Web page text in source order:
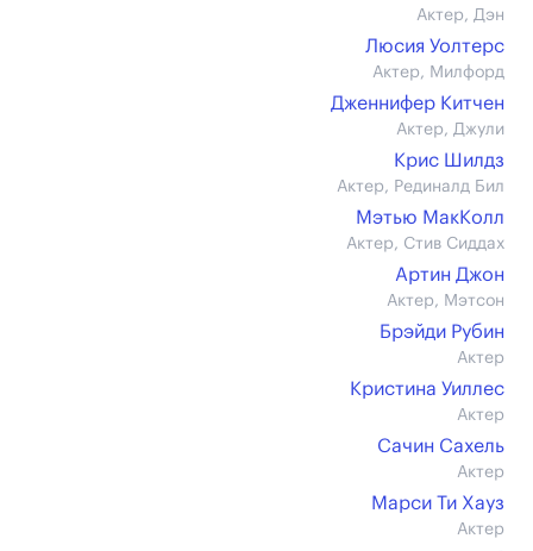
Актер, Дэн
Люсия Уолтерс
Актер, Милфорд
Дженнифер Китчен
Актер, Джули
Крис Шилдз
Актер, Рединалд Бил
Мэтью МакКолл
Актер, Стив Сиддах
Артин Джон
Актер, Мэтсон
Брэйди Рубин
Актер
Кристина Уиллес
Актер
Сачин Сахель
Актер
Марси Ти Хауз
Актер